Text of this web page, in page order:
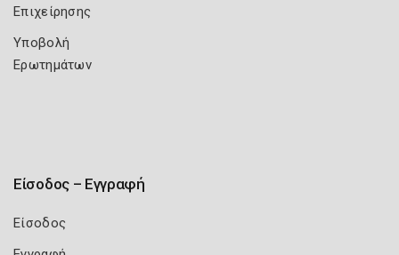
Επιχείρησης
Υποβολή
Ερωτημάτων
Είσοδος – Εγγραφή
Είσοδος